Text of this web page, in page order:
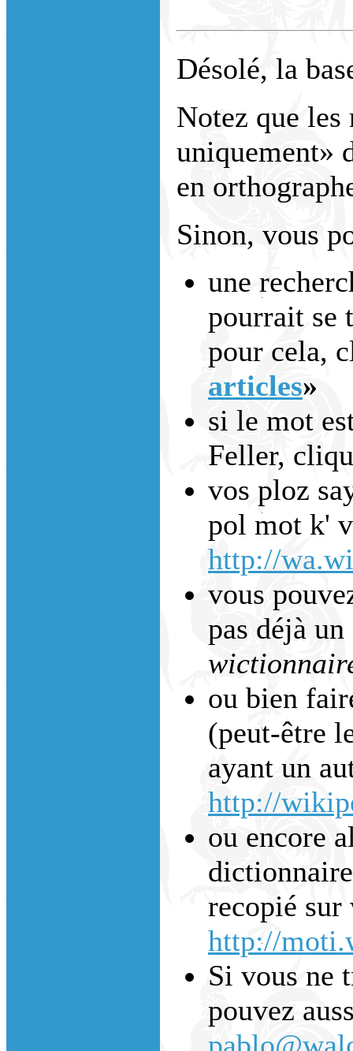
Désolé, la
Notez que les
uniquement»
en
Sinon, vous
une
pourrait se
pour cela,
articles»
si le mot
Feller,
vos ploz
pol mot k'
http://
vous
pas déjà
ou bien
(peut-être
ayant un
http://
ou encore
recopié
http://
Si vous ne
pouvez